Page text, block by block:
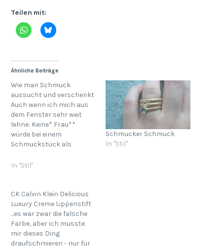
Teilen mit:
Ähnliche Beiträge
Wie man Schmuck
aussucht und verschenkt
Auch wenn ich mich aus
dem Fenster sehr weit
lehne: Keine* Frau**
würde bei einem
Schmuckstück als
Wenn sie Nein sagt, dann
dann würde frau zögern,
schließlich schätzt man
die Geste wert. Den
Geschmack zu treffen ist
natürlich nicht…
In "Stil"
Schmucker Schmuck
In "Stil"
CK Calvin Klein Delicious
Luxury Creme Lippenstift
...es war zwar die falsche
Farbe, aber ich musste
mir dieses Ding
draufschmieren - nur für